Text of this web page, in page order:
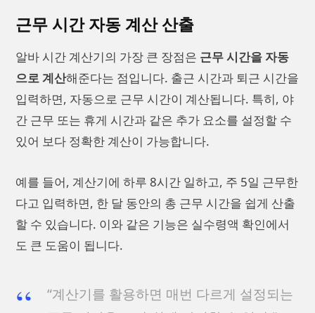
근무 시간 자동 계산 산출
알바 시간 계산기의 가장 큰 장점은 근무 시간을 자동
으로 계산해준다는 점입니다. 출근 시간과 퇴근 시간을
입력하면, 자동으로 근무 시간이 계산됩니다. 특히, 야
간 근무 또는 휴게 시간과 같은 추가 요소를 설정할 수
있어 보다 정확한 계산이 가능합니다.
예를 들어, 계산기에 하루 8시간 일하고, 주 5일 근무한
다고 입력하면, 한 달 동안의 총 근무 시간을 쉽게 산출
할 수 있습니다. 이와 같은 기능은 실수령액 확인에서
도 큰 도움이 됩니다.
“계산기를 활용하면 매번 다르게 설정되는